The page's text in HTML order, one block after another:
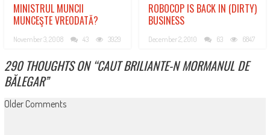
MINISTRUL MUNCII
MUNCEŞTE VREODATĂ?
November 3, 2008 43 3929
ROBOCOP IS BACK IN (DIRTY)
BUSINESS
December 2, 2010 63 6847
290 THOUGHTS ON “CAUT BRILIANTE-N MORMANUL DE
BĂLEGAR”
COMMENT
Older Comments